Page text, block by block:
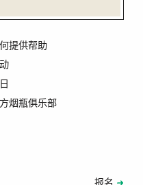
提供帮助
烟瓶俱乐部